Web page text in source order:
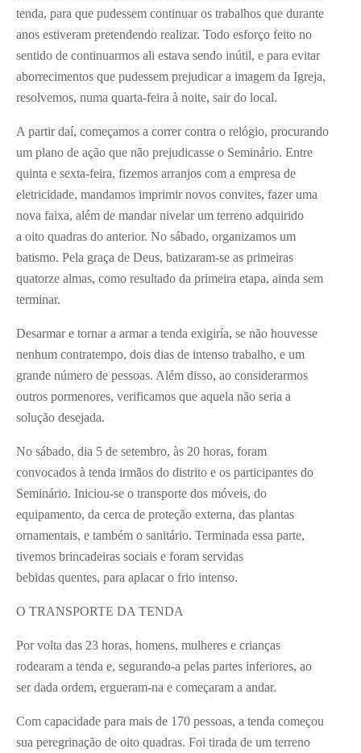
tenda, para que pudessem continuar os trabalhos que durante
anos estiveram pretendendo realizar. Todo esforço feito no
sentido de continuarmos ali estava sendo inútil, e para evitar
aborrecimentos que pudessem prejudicar a imagem da Igreja,
resolvemos, numa quarta-feira à noite, sair do local.
A partir daí, começamos a correr contra o relógio, procurando
um plano de ação que não prejudicasse o Seminário. Entre
quinta e sexta-feira, fizemos arranjos com a empresa de
eletricidade, mandamos imprimir novos convites, fazer uma
nova faixa, além de mandar nivelar um terreno adquirido
a oito quadras do anterior. No sábado, organizamos um
batismo. Pela graça de Deus, batizaram-se as primeiras
quatorze almas, como resultado da primeira etapa, ainda sem
terminar.
Desarmar e tornar a armar a tenda exigiría, se não houvesse
nenhum contratempo, dois dias de intenso trabalho, e um
grande número de pessoas. Além disso, ao considerarmos
outros pormenores, verificamos que aquela não seria a
solução desejada.
No sábado, dia 5 de setembro, às 20 horas, foram
convocados à tenda irmãos do distrito e os participantes do
Seminário. Iniciou-se o transporte dos móveis, do
equipamento, da cerca de proteção externa, das plantas
ornamentais, e também o sanitário. Terminada essa parte,
tivemos brincadeiras sociais e foram servidas
bebidas quentes, para aplacar o frio intenso.
O TRANSPORTE DA TENDA
Por volta das 23 horas, homens, mulheres e crianças
rodearam a tenda e, segurando-a pelas partes inferiores, ao
ser dada ordem, ergueram-na e começaram a andar.
Com capacidade para mais de 170 pessoas, a tenda começou
sua peregrinação de oito quadras. Foi tirada de um terreno